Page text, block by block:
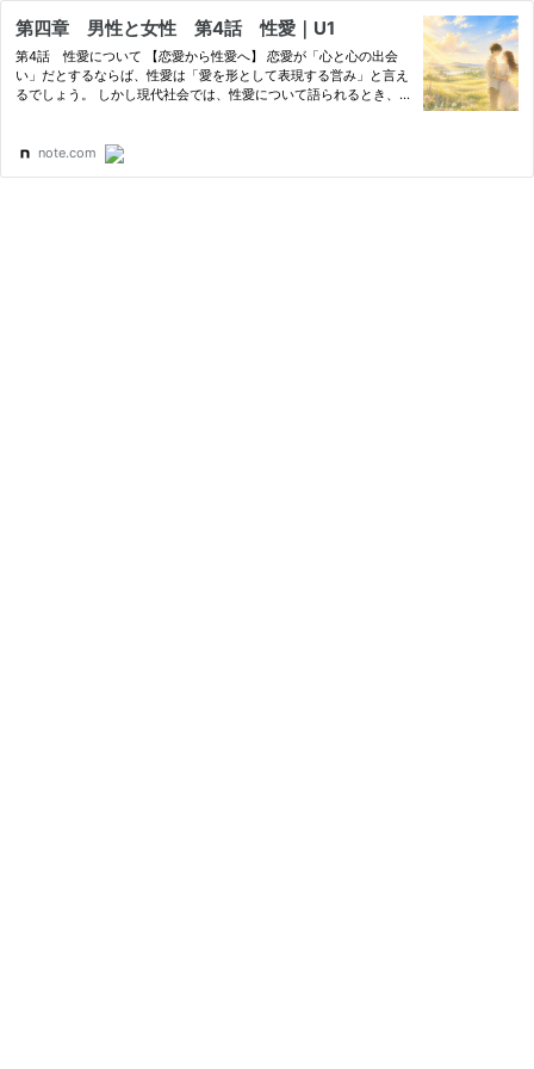
第四章 男性と女性 第4話 性愛｜U1
第4話 性愛について 【恋愛から性愛へ】 恋愛が「心と心の出会
い」だとするならば、性愛は「愛を形として表現する営み」と言え
るでしょう。 しかし現代社会では、性愛について語られるとき、
note.com